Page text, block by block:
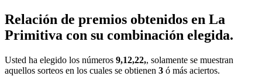
Relación de premios obtenidos en La
Primitiva con su combinación elegida.
Usted ha elegido los números 9,12,22,, solamente se muestran
aquellos sorteos en los cuales se obtienen 3 ó más aciertos.